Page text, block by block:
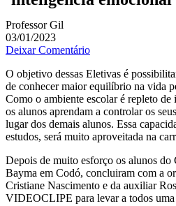
Professor Gil
03/01/2023
Deixar Comentário
O objetivo dessas Eletivas é
de conhecer maior equilíbrio na vida
Como o ambiente escolar é repleto de
os alunos aprendam a controlar os
lugar dos demais alunos. Essa
estudos, será muito aproveitada na
Depois de muito esforço os alunos do
Bayma em Codó, concluiram com a
Cristiane Nascimento e da auxiliar
VIDEOCLIPE para levar a todos